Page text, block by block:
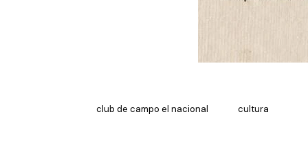
club de campo el nacional cultura